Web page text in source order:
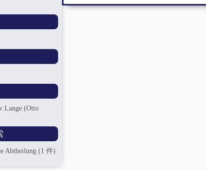
Lange (Otto
Abtheilung(1 件)